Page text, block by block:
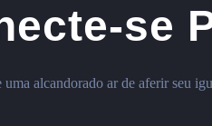
se
alcandorado ar de aferir seu